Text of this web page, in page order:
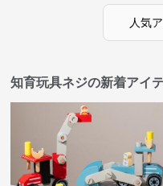
人気
知育玩具ネジの新着アイ